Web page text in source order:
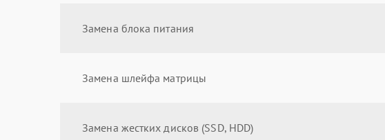
Замена блока питания
Замена шлейфа матрицы
Замена жестких дисков (SSD, HDD)